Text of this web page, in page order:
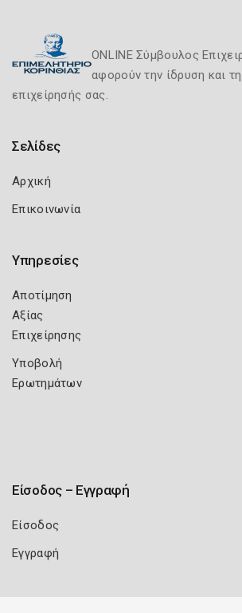
ONLINE Σύμβουλος
αφορούν την ίδρυση και
επιχείρησής σας.
Σελίδες
Αρχική
Επικοινωνία
Υπηρεσίες
Αποτίμηση
Αξίας
Επιχείρησης
Υποβολή
Ερωτημάτων
Είσοδος – Εγγραφή
Είσοδος
Εγγραφή